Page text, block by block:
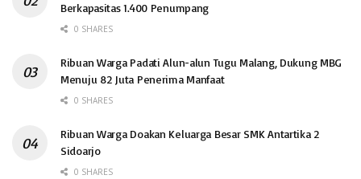
Berkapasitas 1.400 Penumpang
0 SHARES
Ribuan Warga Padati Alun-alun Tugu Malang, Dukung MBG
Menuju 82 Juta Penerima Manfaat
0 SHARES
Ribuan Warga Doakan Keluarga Besar SMK Antartika 2
Sidoarjo
0 SHARES